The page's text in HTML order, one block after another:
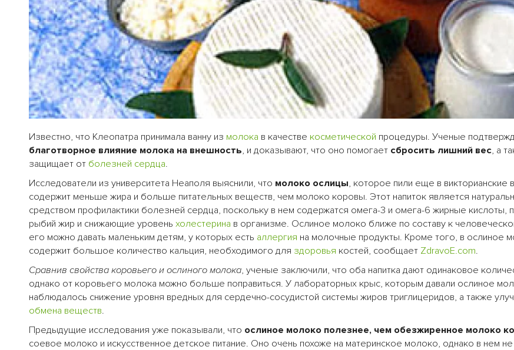
Известно, что Клеопатра принимала ванну из молока в качестве косметической процедуры. Ученые
благотворное влияние молока на внешность, и доказывают, что оно помогает сбросить лишний вес, а
защищает от болезней сердца.
Исследователи из университета Неаполя выяснили, что молоко ослицы, которое пили еще в викторианские
содержит меньше жира и больше питательных веществ, чем молоко коровы. Этот напиток является
средством профилактики болезней сердца, поскольку в нем содержатся омега-3 и омега-6 жирные кислоты,
рыбий жир и снижающие уровень холестерина в организме. Ослиное молоко ближе по составу к
его можно давать маленьким детям, у которых есть аллергия на молочные продукты. Кроме того, в ослиное
содержит большое количество кальция, необходимого для здоровья костей, сообщает ZdravoE.com.
Сравнив свойства коровьего и ослиного молока, ученые заключили, что оба напитка дают одинаковое
однако от коровьего молока можно больше поправиться. У лабораторных крыс, которым давали ослиное
наблюдалось снижение уровня вредных для сердечно-сосудистой системы жиров триглицеридов, а также
обмена веществ.
Предыдущие исследования уже показывали, что ослиное молоко полезнее, чем обезжиренное молоко
соевое молоко и искусственное детское питание. Оно очень похоже на материнское молоко, однако в нем